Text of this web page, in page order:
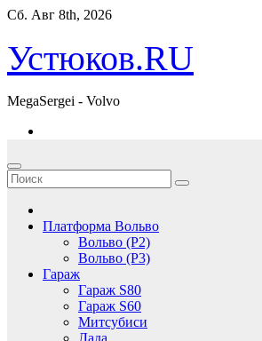
Перейти
содержимому
Сб. Авг 8th, 2026
Устюков.RU
MegaSergei - Volvo
Платформа Вольво
Вольво (P2)
Вольво (P3)
Гараж
Гараж S80
Гараж S60
Митсубиси
Лада